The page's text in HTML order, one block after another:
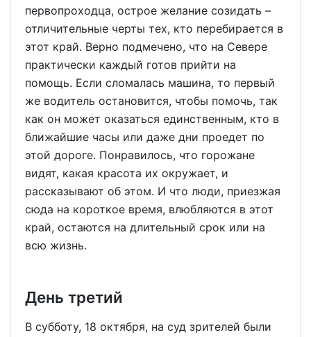
первопроходца, острое желание созидать –
отличительные черты тех, кто перебирается в
этот край. Верно подмечено, что на Севере
практически каждый готов прийти на
помощь. Если сломалась машина, то первый
же водитель остановится, чтобы помочь, так
как он может оказаться единственным, кто в
ближайшие часы или даже дни проедет по
этой дороге. Понравилось, что горожане
видят, какая красота их окружает, и
рассказывают об этом. И что люди, приезжая
сюда на короткое время, влюбляются в этот
край, остаются на длительный срок или на
всю жизнь.
День третий
В субботу, 18 октября, на суд зрителей были